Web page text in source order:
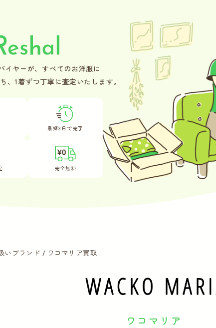
イヤーが、すべてのお洋服に
、1着ずつ丁寧に査定いたします。
最短3日で完了
完全無料
いブランド ワコマリア買取
ワコマリア